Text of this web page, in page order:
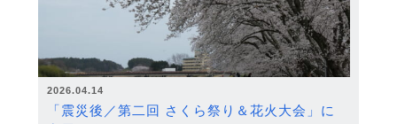
2026.04.14
「震災後／第二回 さくら祭り＆花火大会」に